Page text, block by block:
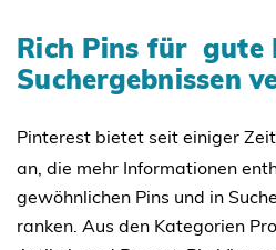
Rich Pins für gute
Suchergebnissen
Pinterest bietet seit einiger
an, die mehr Informationen
gewöhnlichen Pins und in
ranken. Aus den Kategorien